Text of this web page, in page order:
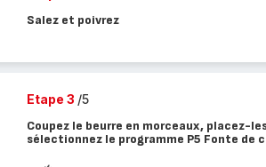
Salez et poivrez
Etape 3 /5
Coupez le beurre en morceaux, placez-
sélectionnez le programme P5 Fonte de